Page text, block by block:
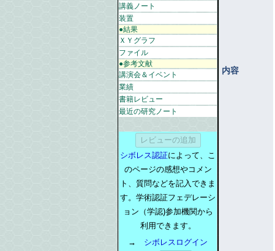
講義ノート
装置
●結果
ＸＹグラフ
ファイル
●参考文献
講演会＆イベント
業績
書籍レビュー
最近の研究ノート
シボレス認証によって、こ
のページの感想やコメン
ト、質問などを記入できま
す。学術認証フェデレーシ
ョン（学認)参加機関から
利用できます。
→ シボレスログイン
内容